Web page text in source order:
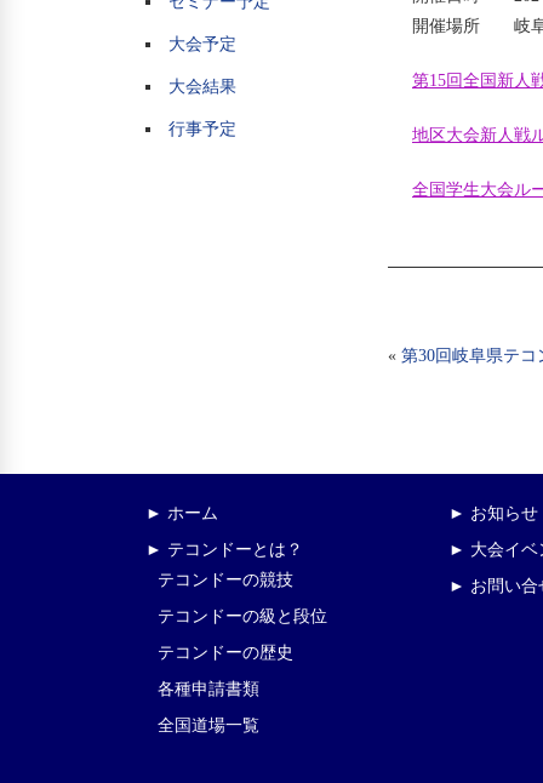
大会予定
大会結果
行事予定
開催場所 岐阜
第15回全国新人
地区大会新人戦
全国学生大会ル
« 第30回岐阜県テ
► ホーム
► テコンドーとは？
テコンドーの競技
テコンドーの級と段位
テコンドーの歴史
各種申請書類
全国道場一覧
► お知らせ
► 大会イベ
► お問い合